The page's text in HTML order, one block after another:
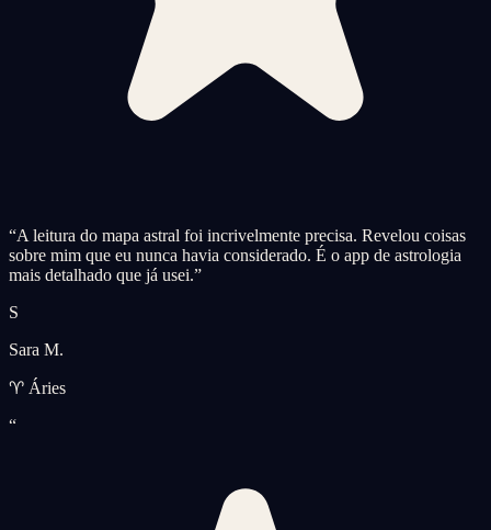
“A leitura do mapa astral foi incrivelmente precisa. Revelou coisas
sobre mim que eu nunca havia considerado. É o app de astrologia
mais detalhado que já usei.”
S
Sara M.
♈ Áries
“